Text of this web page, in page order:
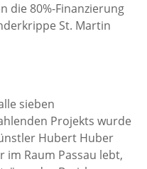
die 80%-Finanzierung
St. Martin
sieben
Projekts wurde
Hubert Huber
Raum Passau lebt,